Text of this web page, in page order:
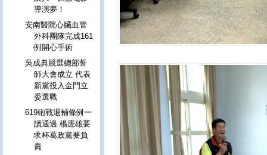
導演夢！
安南醫院心臟血管
外科團隊完成161
例開心手術
吳成典競選總部誓
師大會成立 代表
新黨投入金門立
委選戰
619砲戰退輔條例一
讀通過 楊應雄要
求杯葛政黨要負
責